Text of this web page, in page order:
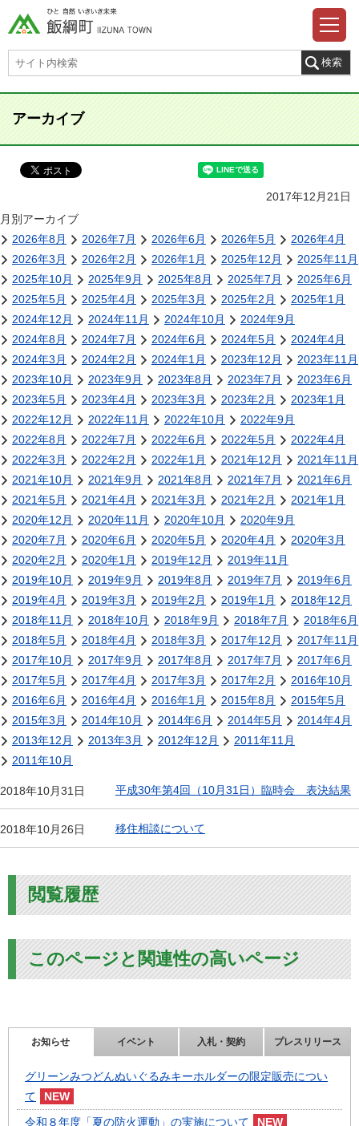
アーカイブ
2017年12月21日
月別アーカイブ
2026年8月
2026年7月 2026年6月 2026年5月
2026年4月
2026年3月
2026年2月 2026年1月 2025年12月
2025年11月
2025年10月
2025年9月 2025年8月 2025年7月
2025年6月
2025年5月
2025年4月 2025年3月 2025年2月
2025年1月
2024年12月
2024年11月 2024年10月
2024年9月
2024年8月
2024年7月 2024年6月 2024年5月
2024年4月
2024年3月
2024年2月 2024年1月 2023年12月
2023年11月
2023年10月
2023年9月 2023年8月 2023年7月
2023年6月
2023年5月
2023年4月 2023年3月 2023年2月
2023年1月
2022年12月
2022年11月 2022年10月
2022年9月
2022年8月
2022年7月 2022年6月 2022年5月
2022年4月
2022年3月
2022年2月 2022年1月 2021年12月
2021年11月
2021年10月
2021年9月 2021年8月 2021年7月
2021年6月
2021年5月
2021年4月 2021年3月 2021年2月
2021年1月
2020年12月
2020年11月 2020年10月
2020年9月
2020年7月
2020年6月 2020年5月 2020年4月
2020年3月
2020年2月
2020年1月 2019年12月
2019年11月
2019年10月
2019年9月 2019年8月 2019年7月
2019年6月
2019年4月
2019年3月 2019年2月 2019年1月
2018年12月
2018年11月
2018年10月 2018年9月 2018年7月
2018年6月
2018年5月
2018年4月 2018年3月 2017年12月
2017年11月
2017年10月
2017年9月 2017年8月 2017年7月
2017年6月
2017年5月
2017年4月 2017年3月 2017年2月
2016年10月
2016年6月
2016年4月 2016年1月 2015年8月
2015年5月
2015年3月
2014年10月 2014年6月 2014年5月
2014年4月
2013年12月
2013年3月 2012年12月
2011年11月
2011年10月
2018年10月31日 平成30年第4回（10月31日）臨時会 表決結果
2018年10月26日 移住相談について
閲覧履歴
このページと関連性の高いページ
お知らせ イベント 入札・契約 プレスリリース
グリーンみつどんぬいぐるみキーホルダーの限定販売につい
て
令和８年度「夏の防火運動」の実施について